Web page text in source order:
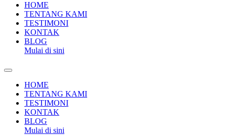
HOME
TENTANG KAMI
TESTIMONI
KONTAK
BLOG
Mulai di sini
HOME
TENTANG KAMI
TESTIMONI
KONTAK
BLOG
Mulai di sini